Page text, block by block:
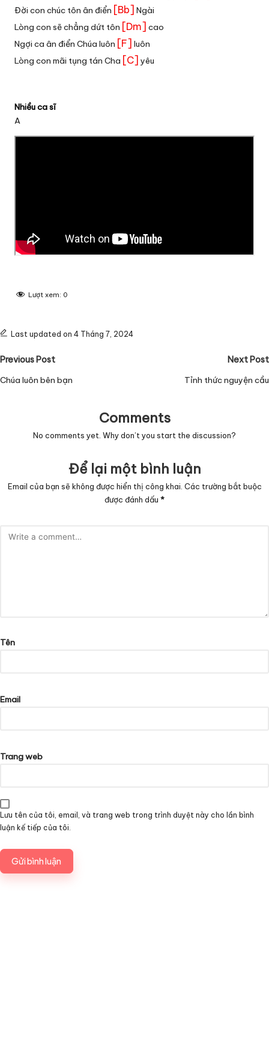
Đời con chúc tôn ân điển [Bb] Ngài
Lòng con sẽ chẳng dứt tôn [Dm] cao
Ngợi ca ân điển Chúa luôn [F] luôn
Lòng con mãi tụng tán Cha [C] yêu
Nhiều ca sĩ
A
Lượt xem: 0
Last updated on 4 Tháng 7, 2024
Post
navigation
Previous Post
Chúa luôn bên bạn
Next Post
Tỉnh thức nguyện cầu
Comments
No comments yet. Why don’t you start the discussion?
Để lại một bình luận
Email của bạn sẽ không được hiển thị công khai. Các trường bắt buộc
được đánh dấu *
Tên
Email
Trang web
Lưu tên của tôi, email, và trang web trong trình duyệt này cho lần bình
luận kế tiếp của tôi.